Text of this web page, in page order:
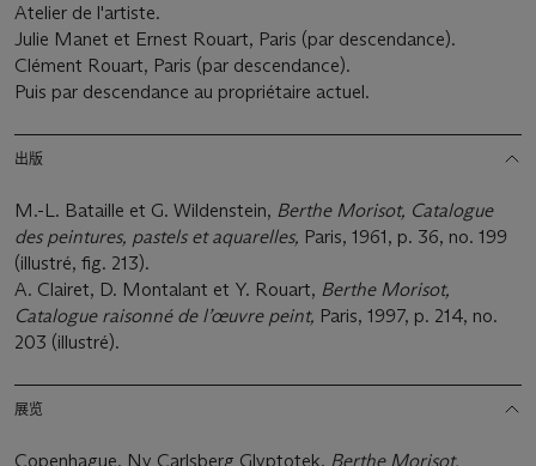
Atelier de l'artiste.
Julie Manet et Ernest Rouart, Paris (par descendance).
Clément Rouart, Paris (par descendance).
Puis par descendance au propriétaire actuel.
出版
M.-L. Bataille et G. Wildenstein, Berthe Morisot, Catalogue
des peintures, pastels et aquarelles, Paris, 1961, p. 36, no. 199
(illustré, fig. 213).
A. Clairet, D. Montalant et Y. Rouart, Berthe Morisot,
Catalogue raisonné de l’œuvre peint, Paris, 1997, p. 214, no.
203 (illustré).
展览
Copenhague, Ny Carlsberg Glyptotek, Berthe Morisot,